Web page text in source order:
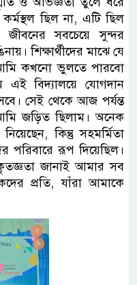
ছিল না, এটি ছিল
সবচেয়ে সুন্দর
শিক্ষার্থীদের মাঝে যে
আমি কখনো ভুলতে পারবো
বিদ্যালয়ে যোগদান
সেই থেকে আজ পর্যন্ত
আমি জড়িত ছিলাম। অনেক
কিন্তু সহমর্মিতা
পরিবারে রূপ দিয়েছিল।
জানাই আমার সব
প্রতি, যাঁরা আমাকে